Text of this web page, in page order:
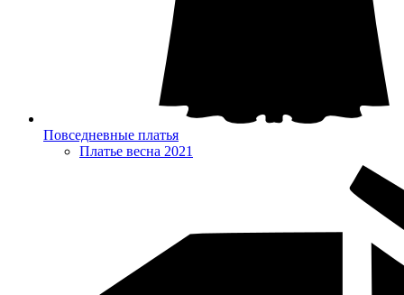
Повседневные платья
Платье весна 2021